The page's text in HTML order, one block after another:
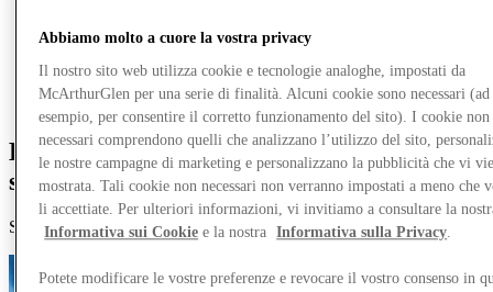
Gift Card
Servizi
Altro
Entra a far parte di un mondo
straordinario.
Scopri le opportunità di lavoro presso [Nome Outlet Designer]
Abbiamo molto a cuore la vostra privacy
Il nostro sito web utilizza cookie e tecnologie analoghe, impostati da
McArthurGlen per una serie di finalità. Alcuni cookie sono necessari (ad
esempio, per consentire il corretto funzionamento del sito). I cookie non
necessari comprendono quelli che analizzano l’utilizzo del sito,
le nostre campagne di marketing e personalizzano la pubblicità che vi
mostrata. Tali cookie non necessari non verranno impostati a meno che
li accettiate. Per ulteriori informazioni, vi invitiamo a consultare la
Informativa sui Cookie e la nostra Informativa sulla Privacy.
Potete modificare le vostre preferenze e revocare il vostro consenso in